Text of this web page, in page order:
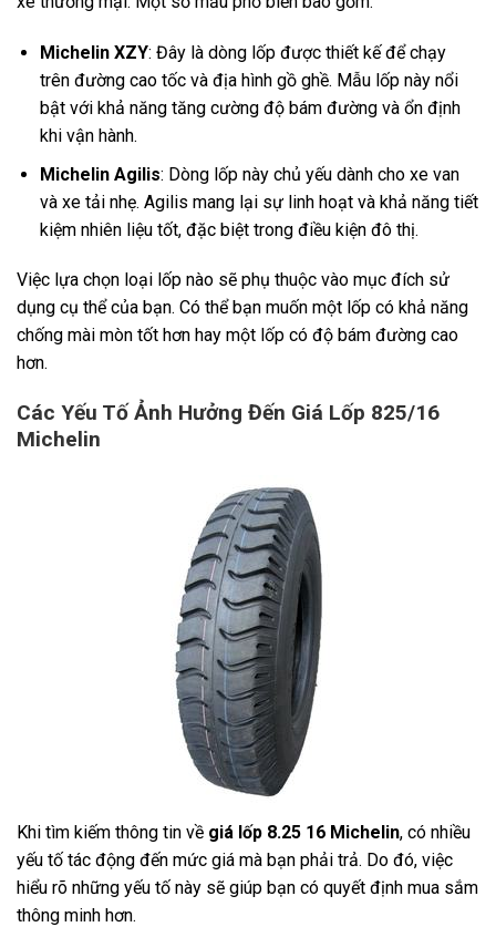
Michelin XZY: Đây là dòng lốp được thiết kế để chạy
trên đường cao tốc và địa hình gồ ghề. Mẫu lốp này nổi
bật với khả năng tăng cường độ bám đường và ổn định
khi vận hành.
Michelin Agilis: Dòng lốp này chủ yếu dành cho xe van
và xe tải nhẹ. Agilis mang lại sự linh hoạt và khả năng tiết
kiệm nhiên liệu tốt, đặc biệt trong điều kiện đô thị.
Việc lựa chọn loại lốp nào sẽ phụ thuộc vào mục đích sử
dụng cụ thể của bạn. Có thể bạn muốn một lốp có khả năng
chống mài mòn tốt hơn hay một lốp có độ bám đường cao
hơn.
Các Yếu Tố Ảnh Hưởng Đến Giá Lốp 825/16
Michelin
Khi tìm kiếm thông tin về giá lốp 8.25 16 Michelin, có nhiều
yếu tố tác động đến mức giá mà bạn phải trả. Do đó, việc
hiểu rõ những yếu tố này sẽ giúp bạn có quyết định mua sắm
thông minh hơn.